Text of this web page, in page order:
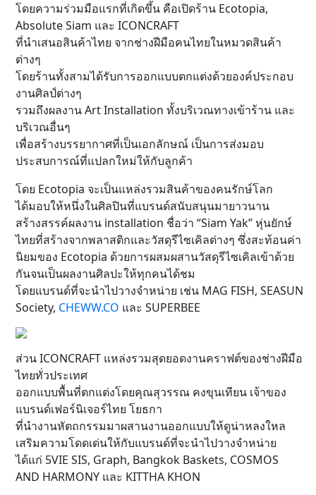
โดยความร่วมมือแรกที่เกิดขึ้น คือเปิดร้าน Ecotopia,
Absolute Siam และ ICONCRAFT
ที่นำเสนอสินค้าไทย จากช่างฝีมือคนไทยในหมวดสินค้า
ต่างๆ
โดยร้านทั้งสามได้รับการออกแบบตกแต่งด้วยองค์ประกอบ
งานศิลป์ต่างๆ
รวมถึงผลงาน Art Installation ทั้งบริเวณทางเข้าร้าน และ
บริเวณอื่นๆ
เพื่อสร้างบรรยากาศที่เป็นเอกลักษณ์ เป็นการส่งมอบ
ประสบการณ์ที่แปลกใหม่ให้กับลูกค้า
โดย Ecotopia จะเป็นแหล่งรวมสินค้าของคนรักษ์โลก
ได้มอบให้หนึ่งในศิลปินที่แบรนด์สนับสนุนมายาวนาน
สร้างสรรค์ผลงาน installation ชื่อว่า “Siam Yak” หุ่นยักษ์
ไทยที่สร้างจากพลาสติกและวัสดุรีไซเคิลต่างๆ ซึ่งสะท้อนค่า
นิยมของ Ecotopia ด้วยการผสมผสานวัสดุรีไซเคิลเข้าด้วย
กันจนเป็นผลงานศิลปะให้ทุกคนได้ชม
โดยแบรนด์ที่จะนำไปวางจำหน่าย เช่น MAG FISH, SEASUN
Society, CHEWW.CO และ SUPERBEE
ส่วน ICONCRAFT แหล่งรวมสุดยอดงานคราฟต์ของช่างฝีมือ
ไทยทั่วประเทศ
ออกแบบพื้นที่ตกแต่งโดยคุณสุวรรณ คงขุนเทียน เจ้าของ
แบรนด์เฟอร์นิเจอร์ไทย โยธกา
ที่นำงานหัตถกรรมมาผสานงานออกแบบให้ดูน่าหลงใหล
เสริมความโดดเด่นให้กับแบรนด์ที่จะนำไปวางจำหน่าย
ได้แก่ 5VIE SIS, Graph, Bangkok Baskets, COSMOS
AND HARMONY และ KITTHA KHON